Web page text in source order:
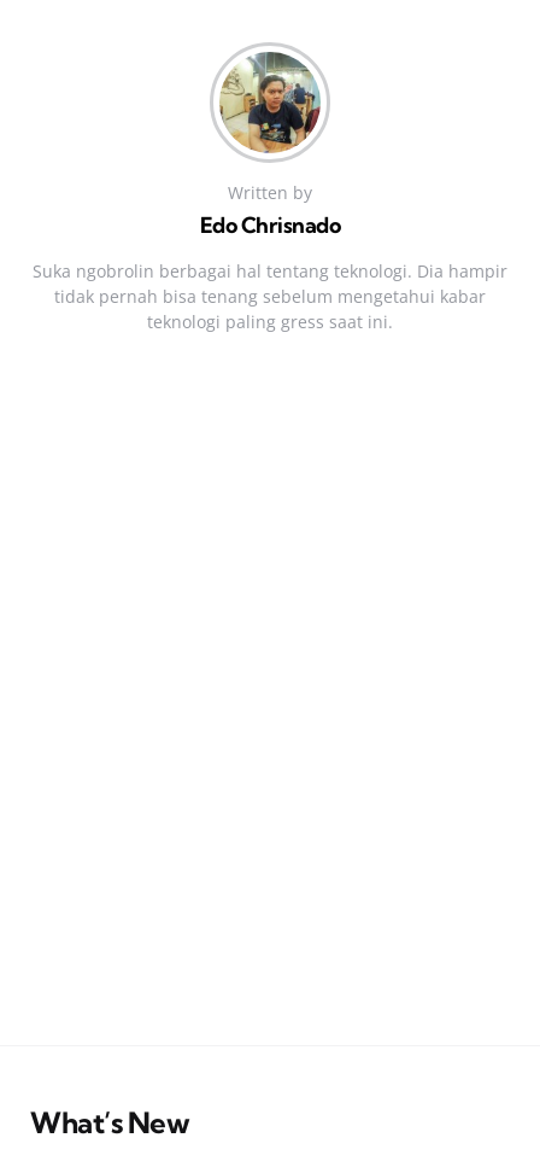
Written by
Edo Chrisnado
Suka ngobrolin berbagai hal tentang teknologi. Dia hampir
tidak pernah bisa tenang sebelum mengetahui kabar
teknologi paling gress saat ini.
What’s New